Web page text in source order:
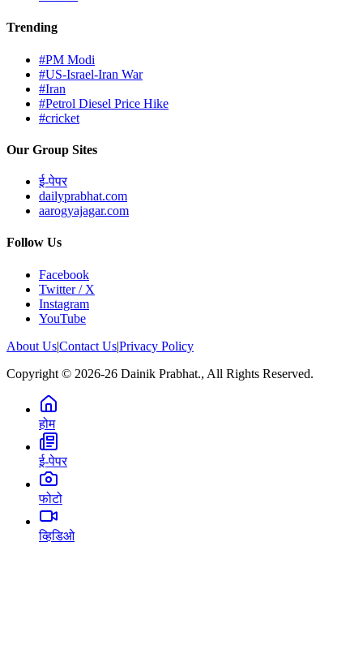
Trending
#PM Modi
#US-Israel-Iran War
#Iran
#Petrol Diesel Price Hike
#cricket
Our Group Sites
ई-पेपर
dailyprabhat.com
aarogyajagar.com
Follow Us
Facebook
Twitter / X
Instagram
YouTube
About Us|Contact Us|Privacy Policy
Copyright © 2026-26 Dainik Prabhat., All Rights Reserved.
होम
ई-पेपर
फोटो
व्हिडिओ